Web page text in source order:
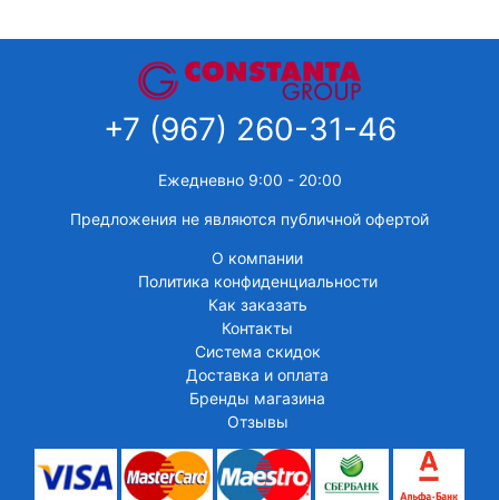
+7 (967) 260-31-46
Ежедневно 9:00 - 20:00
Предложения не являются публичной офертой
О компании
Политика конфиденциальности
Как заказать
Контакты
Система скидок
Доставка и оплата
Бренды магазина
Отзывы